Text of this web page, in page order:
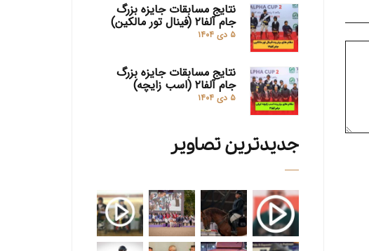
نتایج مسابقات جایزه بزرگ
جام آلفا۲ (فینال تور مالکین)
۵ دی ۱۴۰۴
نتایج مسابقات جایزه بزرگ
جام آلفا۲ (اسب زایچه)
۵ دی ۱۴۰۴
جدیدترین تصاویر